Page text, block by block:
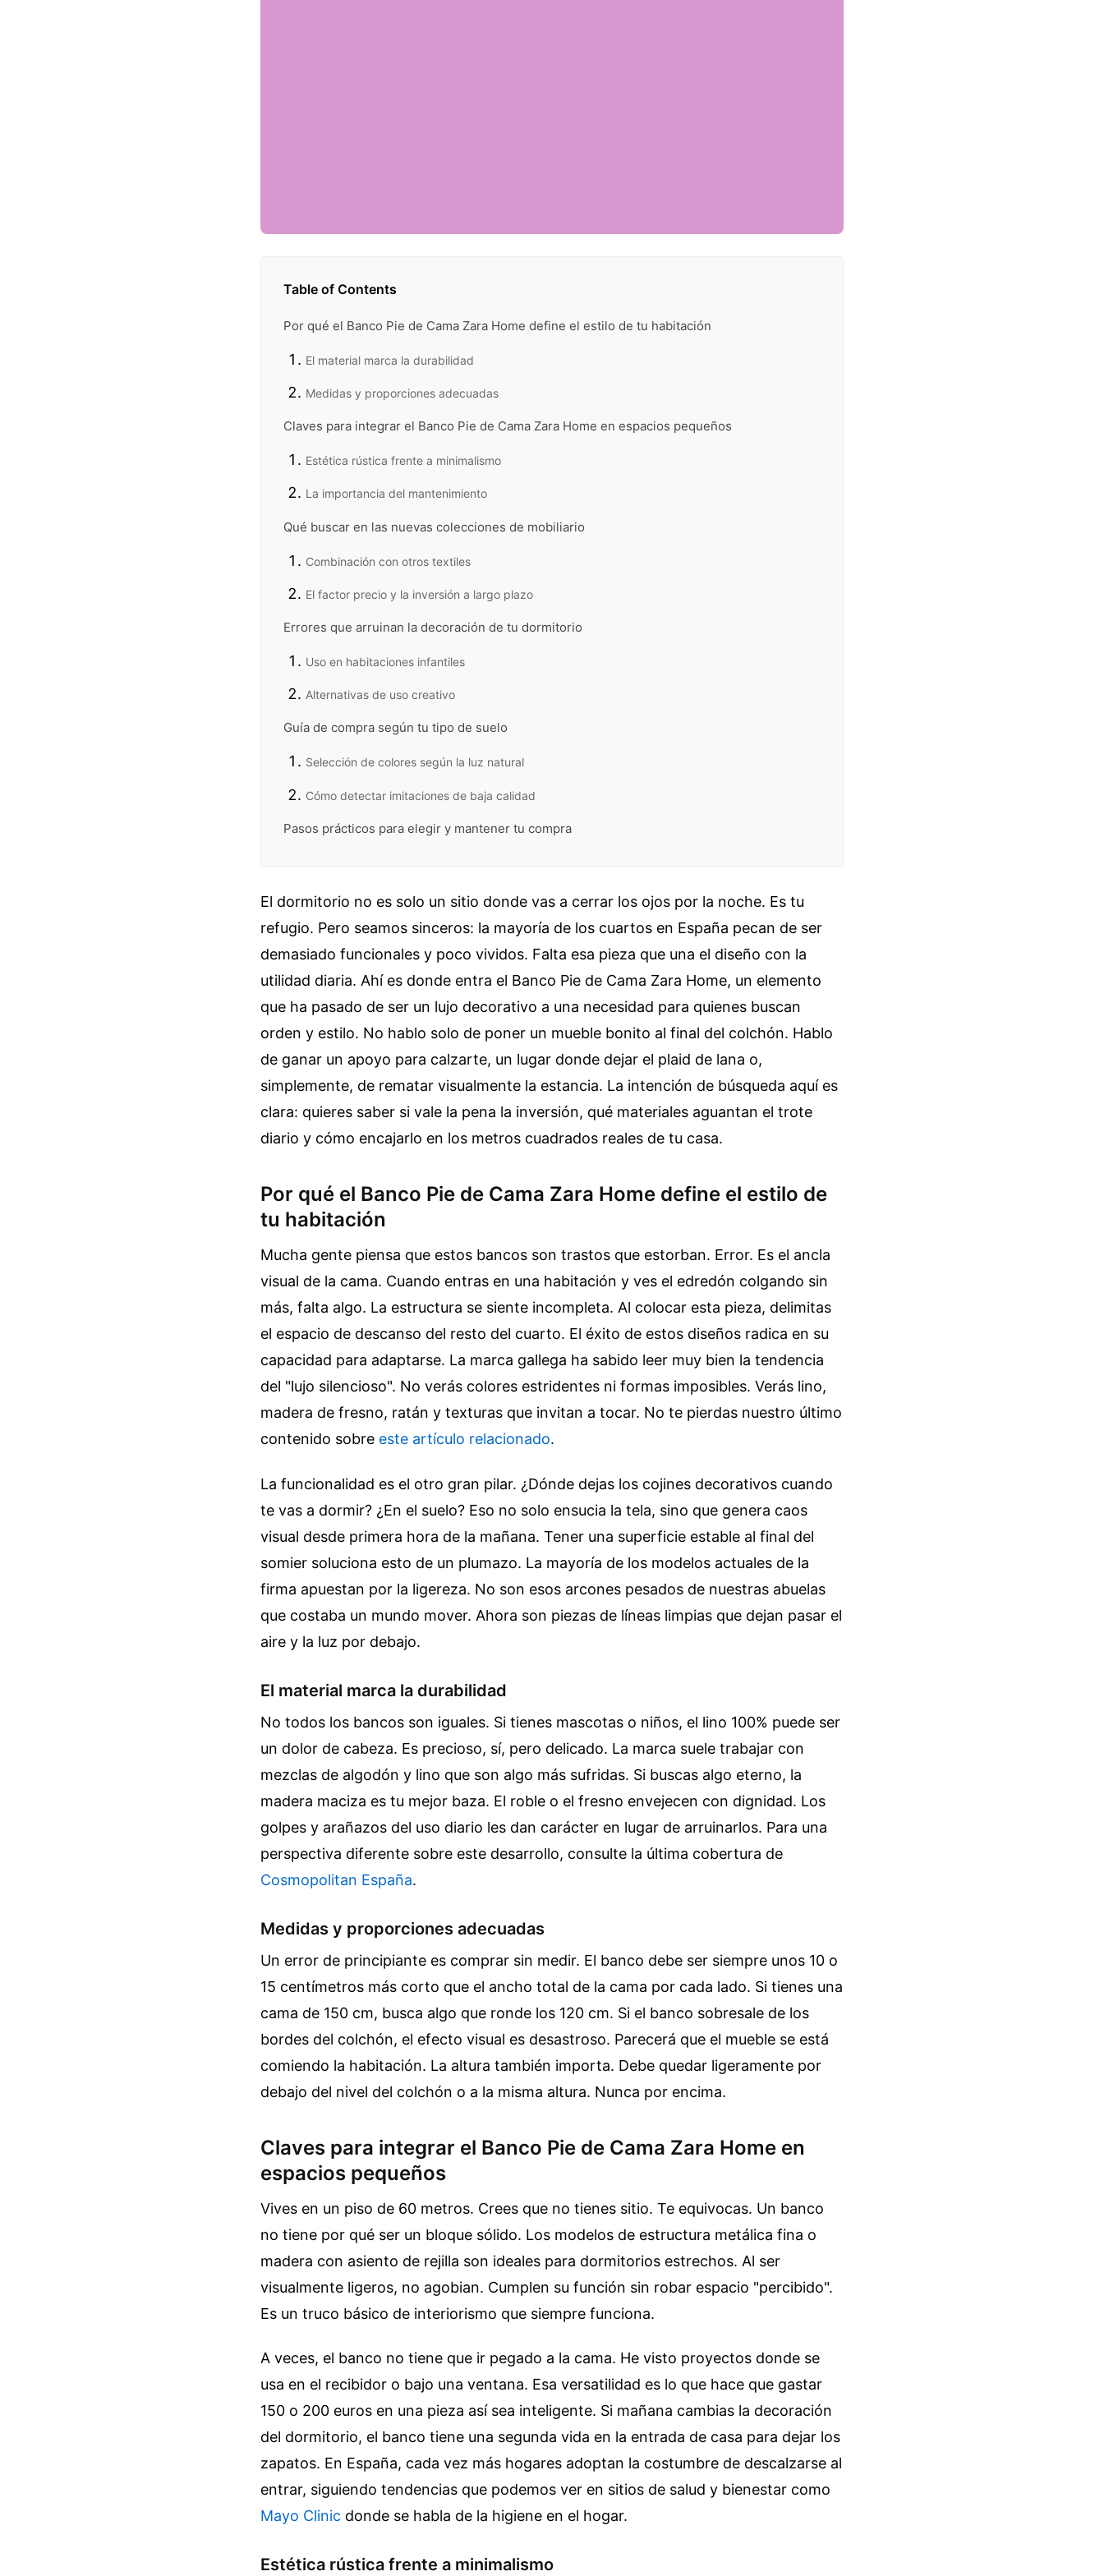
Table of Contents
Por qué el Banco Pie de Cama Zara Home define el estilo de tu habitación
El material marca la durabilidad
Medidas y proporciones adecuadas
Claves para integrar el Banco Pie de Cama Zara Home en espacios pequeños
Estética rústica frente a minimalismo
La importancia del mantenimiento
Qué buscar en las nuevas colecciones de mobiliario
Combinación con otros textiles
El factor precio y la inversión a largo plazo
Errores que arruinan la decoración de tu dormitorio
Uso en habitaciones infantiles
Alternativas de uso creativo
Guía de compra según tu tipo de suelo
Selección de colores según la luz natural
Cómo detectar imitaciones de baja calidad
Pasos prácticos para elegir y mantener tu compra
El dormitorio no es solo un sitio donde vas a cerrar los ojos por la noche. Es tu
refugio. Pero seamos sinceros: la mayoría de los cuartos en España pecan de ser
demasiado funcionales y poco vividos. Falta esa pieza que una el diseño con la
utilidad diaria. Ahí es donde entra el Banco Pie de Cama Zara Home, un elemento
que ha pasado de ser un lujo decorativo a una necesidad para quienes buscan
orden y estilo. No hablo solo de poner un mueble bonito al final del colchón. Hablo
de ganar un apoyo para calzarte, un lugar donde dejar el plaid de lana o,
simplemente, de rematar visualmente la estancia. La intención de búsqueda aquí es
clara: quieres saber si vale la pena la inversión, qué materiales aguantan el trote
diario y cómo encajarlo en los metros cuadrados reales de tu casa.
Por qué el Banco Pie de Cama Zara Home define el estilo de
tu habitación
Mucha gente piensa que estos bancos son trastos que estorban. Error. Es el ancla
visual de la cama. Cuando entras en una habitación y ves el edredón colgando sin
más, falta algo. La estructura se siente incompleta. Al colocar esta pieza, delimitas
el espacio de descanso del resto del cuarto. El éxito de estos diseños radica en su
capacidad para adaptarse. La marca gallega ha sabido leer muy bien la tendencia
del "lujo silencioso". No verás colores estridentes ni formas imposibles. Verás lino,
madera de fresno, ratán y texturas que invitan a tocar. No te pierdas nuestro último
contenido sobre este artículo relacionado.
La funcionalidad es el otro gran pilar. ¿Dónde dejas los cojines decorativos cuando
te vas a dormir? ¿En el suelo? Eso no solo ensucia la tela, sino que genera caos
visual desde primera hora de la mañana. Tener una superficie estable al final del
somier soluciona esto de un plumazo. La mayoría de los modelos actuales de la
firma apuestan por la ligereza. No son esos arcones pesados de nuestras abuelas
que costaba un mundo mover. Ahora son piezas de líneas limpias que dejan pasar el
aire y la luz por debajo.
El material marca la durabilidad
No todos los bancos son iguales. Si tienes mascotas o niños, el lino 100% puede ser
un dolor de cabeza. Es precioso, sí, pero delicado. La marca suele trabajar con
mezclas de algodón y lino que son algo más sufridas. Si buscas algo eterno, la
madera maciza es tu mejor baza. El roble o el fresno envejecen con dignidad. Los
golpes y arañazos del uso diario les dan carácter en lugar de arruinarlos. Para una
perspectiva diferente sobre este desarrollo, consulte la última cobertura de
Cosmopolitan España.
Medidas y proporciones adecuadas
Un error de principiante es comprar sin medir. El banco debe ser siempre unos 10 o
15 centímetros más corto que el ancho total de la cama por cada lado. Si tienes una
cama de 150 cm, busca algo que ronde los 120 cm. Si el banco sobresale de los
bordes del colchón, el efecto visual es desastroso. Parecerá que el mueble se está
comiendo la habitación. La altura también importa. Debe quedar ligeramente por
debajo del nivel del colchón o a la misma altura. Nunca por encima.
Claves para integrar el Banco Pie de Cama Zara Home en
espacios pequeños
Vives en un piso de 60 metros. Crees que no tienes sitio. Te equivocas. Un banco
no tiene por qué ser un bloque sólido. Los modelos de estructura metálica fina o
madera con asiento de rejilla son ideales para dormitorios estrechos. Al ser
visualmente ligeros, no agobian. Cumplen su función sin robar espacio "percibido".
Es un truco básico de interiorismo que siempre funciona.
A veces, el banco no tiene que ir pegado a la cama. He visto proyectos donde se
usa en el recibidor o bajo una ventana. Esa versatilidad es lo que hace que gastar
150 o 200 euros en una pieza así sea inteligente. Si mañana cambias la decoración
del dormitorio, el banco tiene una segunda vida en la entrada de casa para dejar los
zapatos. En España, cada vez más hogares adoptan la costumbre de descalzarse al
entrar, siguiendo tendencias que podemos ver en sitios de salud y bienestar como
Mayo Clinic donde se habla de la higiene en el hogar.
Estética rústica frente a minimalismo